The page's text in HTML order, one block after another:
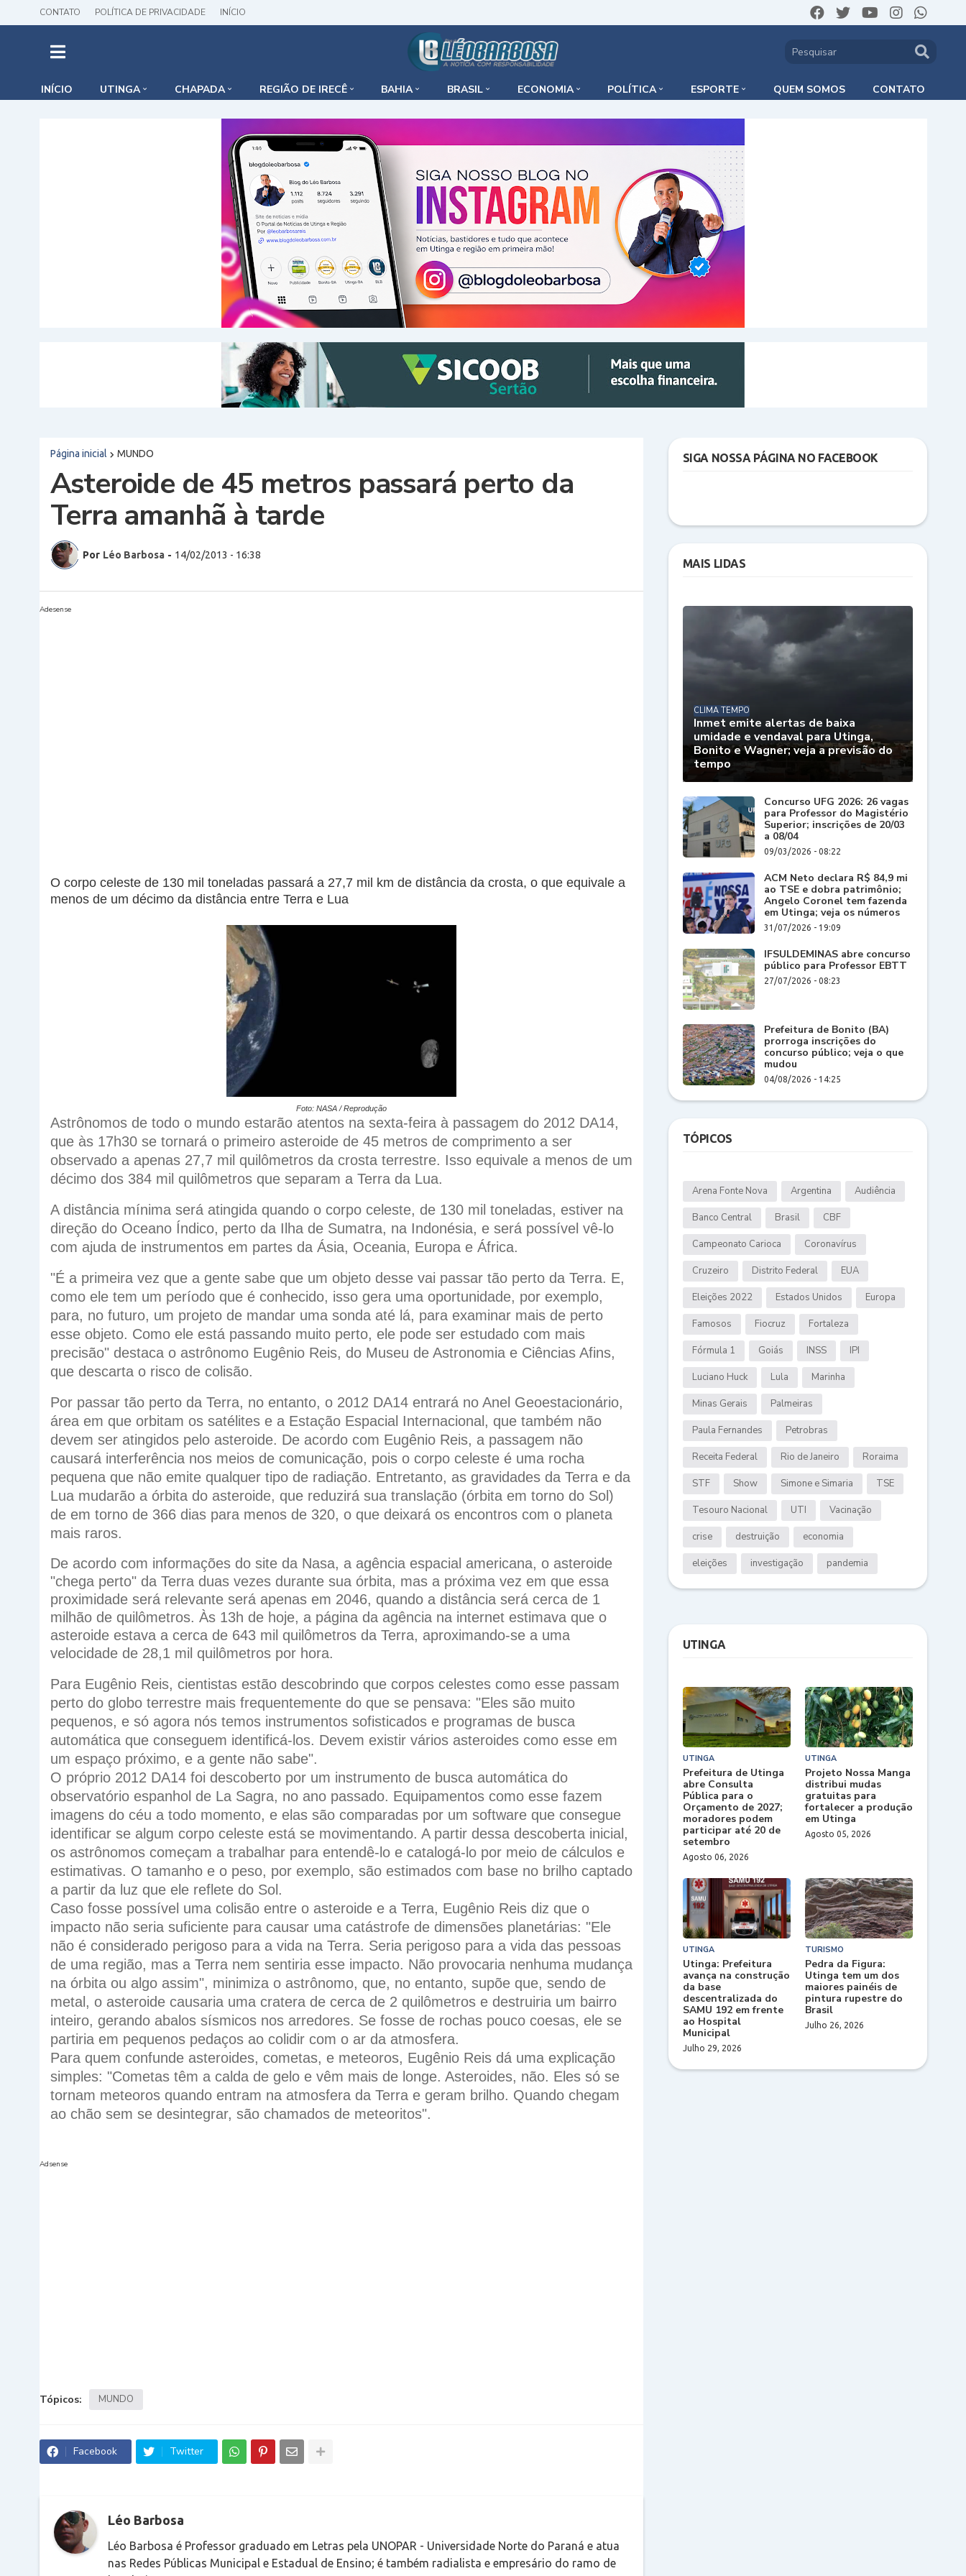
CONTATO POLÍTICA DE PRIVACIDADE INÍCIO
INÍCIO UTINGA CHAPADA REGIÃO DE IRECÊ BAHIA BRASIL ECONOMIA POLÍTICA ESPORTE QUEM SOMOS CONTATO
Página inicial MUNDO
Asteroide de 45 metros passará perto da
Terra amanhã à tarde
Por Léo Barbosa - 14/02/2013 - 16:38
Adesense
O corpo celeste de 130 mil toneladas passará a 27,7 mil km de distância da crosta, o que equivale a
menos de um décimo da distância entre Terra e Lua
Foto: NASA / Reprodução
Astrônomos de todo o mundo estarão atentos na sexta-feira à passagem do 2012 DA14,
que às 17h30 se tornará o primeiro asteroide de 45 metros de comprimento a ser
observado a apenas 27,7 mil quilômetros da crosta terrestre. Isso equivale a menos de um
décimo dos 384 mil quilômetros que separam a Terra da Lua.
A distância mínima será atingida quando o corpo celeste, de 130 mil toneladas, estiver na
direção do Oceano Índico, perto da Ilha de Sumatra, na Indonésia, e será possível vê-lo
com ajuda de instrumentos em partes da Ásia, Oceania, Europa e África.
"É a primeira vez que a gente sabe que um objeto desse vai passar tão perto da Terra. E,
como ele tem um período que é conhecido, isso gera uma oportunidade, por exemplo,
para, no futuro, um projeto de mandar uma sonda até lá, para examinar mais de perto
esse objeto. Como ele está passando muito perto, ele pode ser estudado com mais
precisão" destaca o astrônomo Eugênio Reis, do Museu de Astronomia e Ciências Afins,
que descarta o risco de colisão.
Por passar tão perto da Terra, no entanto, o 2012 DA14 entrará no Anel Geoestacionário,
área em que orbitam os satélites e a Estação Espacial Internacional, que também não
devem ser atingidos pelo asteroide. De acordo com Eugênio Reis, a passagem não
causará interferência nos meios de comunicação, pois o corpo celeste é uma rocha
pequena que não emite qualquer tipo de radiação. Entretanto, as gravidades da Terra e da
Lua mudarão a órbita do asteroide, que reduzirá sua translação (órbita em torno do Sol)
de em torno de 366 dias para menos de 320, o que deixará os encontros com o planeta
mais raros.
De acordo com informações do site da Nasa, a agência espacial americana, o asteroide
"chega perto" da Terra duas vezes durante sua órbita, mas a próxima vez em que essa
proximidade será relevante será apenas em 2046, quando a distância será cerca de 1
milhão de quilômetros. Às 13h de hoje, a página da agência na internet estimava que o
asteroide estava a cerca de 643 mil quilômetros da Terra, aproximando-se a uma
velocidade de 28,1 mil quilômetros por hora.
Para Eugênio Reis, cientistas estão descobrindo que corpos celestes como esse passam
perto do globo terrestre mais frequentemente do que se pensava: "Eles são muito
pequenos, e só agora nós temos instrumentos sofisticados e programas de busca
automática que conseguem identificá-los. Devem existir vários asteroides como esse em
um espaço próximo, e a gente não sabe".
O próprio 2012 DA14 foi descoberto por um instrumento de busca automática do
observatório espanhol de La Sagra, no ano passado. Equipamentos como esse fazem
imagens do céu a todo momento, e elas são comparadas por um software que consegue
identificar se algum corpo celeste está se movimentando. A partir dessa descoberta inicial,
os astrônomos começam a trabalhar para entendê-lo e catalogá-lo por meio de cálculos e
estimativas. O tamanho e o peso, por exemplo, são estimados com base no brilho captado
a partir da luz que ele reflete do Sol.
Caso fosse possível uma colisão entre o asteroide e a Terra, Eugênio Reis diz que o
impacto não seria suficiente para causar uma catástrofe de dimensões planetárias: "Ele
não é considerado perigoso para a vida na Terra. Seria perigoso para a vida das pessoas
de uma região, mas a Terra nem sentiria esse impacto. Não provocaria nenhuma mudança
na órbita ou algo assim", minimiza o astrônomo, que, no entanto, supõe que, sendo de
metal, o asteroide causaria uma cratera de cerca de 2 quilômetros e destruiria um bairro
inteiro, gerando abalos sísmicos nos arredores. Se fosse de rochas pouco coesas, ele se
partiria em pequenos pedaços ao colidir com o ar da atmosfera.
Para quem confunde asteroides, cometas, e meteoros, Eugênio Reis dá uma explicação
simples: "Cometas têm a calda de gelo e vêm mais de longe. Asteroides, não. Eles só se
tornam meteoros quando entram na atmosfera da Terra e geram brilho. Quando chegam
ao chão sem se desintegrar, são chamados de meteoritos".
Adsense
Tópicos: MUNDO
Facebook Twitter
Léo Barbosa
Léo Barbosa é Professor graduado em Letras pela UNOPAR - Universidade Norte do Paraná e atua
nas Redes Públicas Municipal e Estadual de Ensino; é também radialista e empresário do ramo de
SIGA NOSSA PÁGINA NO FACEBOOK
MAIS LIDAS
CLIMA TEMPO
Inmet emite alertas de baixa
umidade e vendaval para Utinga,
Bonito e Wagner; veja a previsão do
tempo
Concurso UFG 2026: 26 vagas
para Professor do Magistério
Superior; inscrições de 20/03
a 08/04
09/03/2026 - 08:22
ACM Neto declara R$ 84,9 mi
ao TSE e dobra patrimônio;
Angelo Coronel tem fazenda
em Utinga; veja os números
31/07/2026 - 19:09
IFSULDEMINAS abre concurso
público para Professor EBTT
27/07/2026 - 08:23
Prefeitura de Bonito (BA)
prorroga inscrições do
concurso público; veja o que
mudou
04/08/2026 - 14:25
TÓPICOS
Arena Fonte Nova Argentina Audiência
Banco Central Brasil CBF
Campeonato Carioca Coronavírus
Cruzeiro Distrito Federal EUA
Eleições 2022 Estados Unidos Europa
Famosos Fiocruz Fortaleza
Fórmula 1 Goiás INSS IPI
Luciano Huck Lula Marinha
Minas Gerais Palmeiras
Paula Fernandes Petrobras
Receita Federal Rio de Janeiro Roraima
STF Show Simone e Simaria TSE
Tesouro Nacional UTI Vacinação
crise destruição economia
eleições investigação pandemia
UTINGA
UTINGA
Prefeitura de Utinga
abre Consulta
Pública para o
Orçamento de 2027;
moradores podem
participar até 20 de
setembro
Agosto 06, 2026
UTINGA
Projeto Nossa Manga
distribui mudas
gratuitas para
fortalecer a produção
em Utinga
Agosto 05, 2026
UTINGA
Utinga: Prefeitura
avança na construção
da base
descentralizada do
SAMU 192 em frente
ao Hospital
Municipal
Julho 29, 2026
TURISMO
Pedra da Figura:
Utinga tem um dos
maiores painéis de
pintura rupestre do
Brasil
Julho 26, 2026